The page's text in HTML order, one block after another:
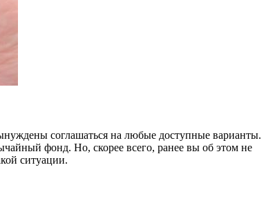
соглашаться на любые доступные варианты.
фонд. Но, скорее всего, ранее вы об этом не
ситуации.